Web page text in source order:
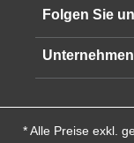
Folgen Sie
Unternehmen
* Alle Preise exkl.